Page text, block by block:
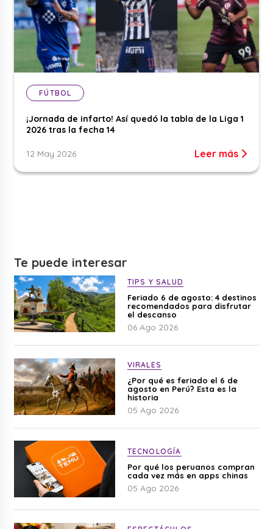
FÚTBOL
¡Jornada de infarto! Así quedó la tabla de la Liga 1
2026 tras la fecha 14
12 May 2026 Leer más
Te puede interesar
TIPS Y SALUD
Feriado 6 de agosto: 4 destinos
recomendados para disfrutar
el descanso
06 Ago 2026
VIRALES
¿Por qué es feriado el 6 de
agosto en Perú? Esta es la
historia
05 Ago 2026
TECNOLOGÍA
Por qué los peruanos compran
cada vez más en apps chinas
05 Ago 2026